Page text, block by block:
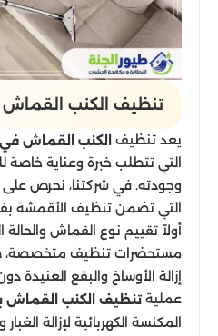
تنظيف الكنب القماش​
يعد تنظيف الكنب القماش
التي تتطلب خبرة وعناية خاصة
وجودته. في شركتنا، نحرص على
التي تضمن تنظيف الأقمشة
أولاً تقييم نوع القماش
مستحضرات تنظيف متخصصة،
إزالة الأوساخ والبقع العنيدة
عمليةتنظيف الكنب القماش
المكنسة الكهربائية لإزالة